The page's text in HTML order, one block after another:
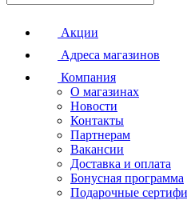
Акции
Адреса магазинов
Компания
О магазинах
Новости
Контакты
Партнерам
Вакансии
Доставка и оплата
Бонусная программа
Подарочные